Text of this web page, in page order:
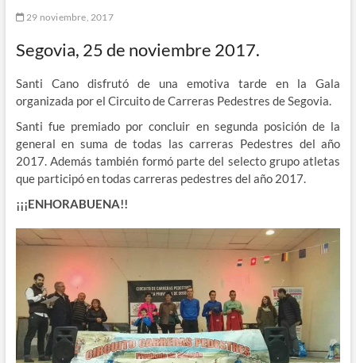
29 noviembre, 2017
Segovia, 25 de noviembre 2017.
Santi Cano disfrutó de una emotiva tarde en la Gala
organizada por el Circuito de Carreras Pedestres de Segovia.
Santi fue premiado por concluir en segunda posición de la
general en suma de todas las carreras Pedestres del año
2017. Además también formó parte del selecto grupo atletas
que participó en todas carreras pedestres del año 2017.
¡¡¡ENHORABUENA!!